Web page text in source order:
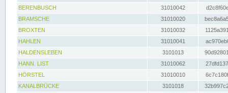
BERENBUSCH
31010042
BRAMSCHE
31010020
BROXTEN
31010032
HAHLEN
31010041
HALDENSLEBEN
3101013
HANN. LIST
31010062
HÖRSTEL
31010010
KANALBRÜCKE
3101018